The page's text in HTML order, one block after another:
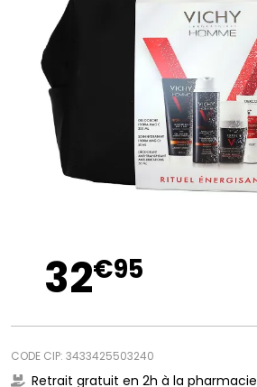
32€95
CODE CIP: 3433425503240
Retrait gratuit en 2h à la pharmacie